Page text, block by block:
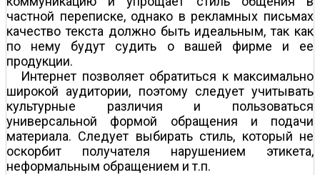
частной переписке, однако в рекламных письмах
качество текста должно быть идеальным, так как
по нему будут судить о вашей фирме и ее
продукции.
Интернет позволяет обратиться к максимально
широкой аудитории, поэтому следует учитывать
культурные различия и пользоваться
универсальной формой обращения и подачи
материала. Следует выбирать стиль, который не
оскорбит получателя нарушением этикета,
неформальным обращением и т.п.